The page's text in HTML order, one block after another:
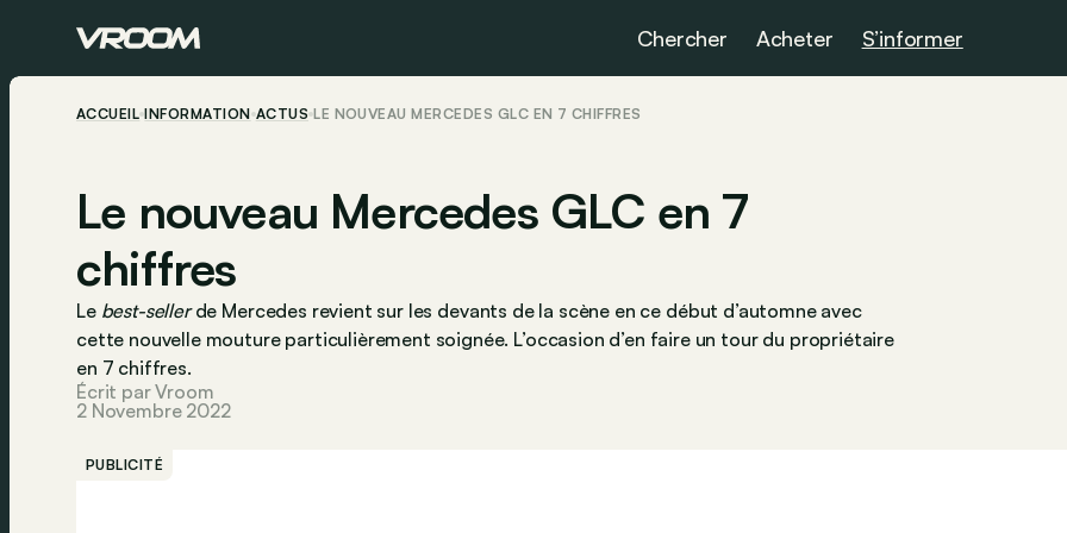
Chercher Acheter S’informer
ACCUEIL INFORMATION ACTUS LE NOUVEAU MERCEDES GLC EN 7 CHIFFRES
Le nouveau Mercedes GLC en 7
chiffres
Le best-sellerde Mercedes revient sur les devants de la scène en ce début d’automne avec
cette nouvelle mouture particulièrement soignée. L’occasion d’en faire un tour du propriétaire
en 7 chiffres.
Écrit par Vroom
2 Novembre 2022
PUBLICITÉ